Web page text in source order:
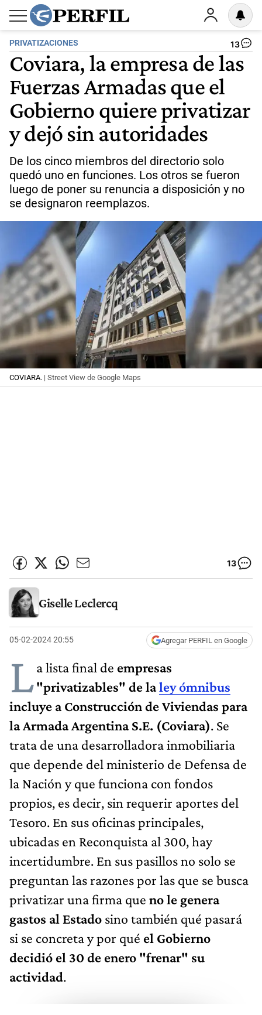
PRIVATIZACIONES 13
Coviara, la empresa de las
Fuerzas Armadas que el
Gobierno quiere privatizar
y dejó sin autoridades
De los cinco miembros del directorio solo
quedó uno en funciones. Los otros se fueron
luego de poner su renuncia a disposición y no
se designaron reemplazos.
COVIARA. | Street View de Google Maps
13
Giselle Leclercq
05-02-2024 20:55 Agregar PERFIL en Google
La lista final de empresas
"privatizables" de laley ómnibus
incluye a Construcción de Viviendas para
la Armada Argentina S.E. (Coviara). Se
trata de una desarrolladora inmobiliaria
que depende del ministerio de Defensa de
la Nación y que funciona con fondos
propios, es decir, sin requerir aportes del
Tesoro. En sus oficinas principales,
ubicadas en Reconquista al 300, hay
incertidumbre. En sus pasillos no solo se
preguntan las razones por las que se busca
privatizar una firma que no le genera
gastos al Estado sino también qué pasará
si se concreta y por qué el Gobierno
decidió el 30 de enero "frenar" su
actividad.